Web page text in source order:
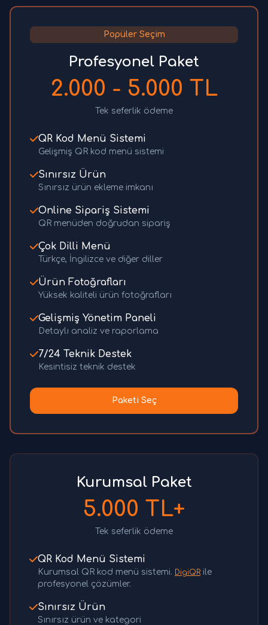
Popüler Seçim
Profesyonel Paket
2.000 - 5.000 TL
Tek seferlik ödeme
QR Kod Menü Sistemi
Gelişmiş QR kod menü sistemi
Sınırsız Ürün
Sınırsız ürün ekleme imkanı
Online Sipariş Sistemi
QR menüden doğrudan sipariş
Çok Dilli Menü
Türkçe, İngilizce ve diğer diller
Ürün Fotoğrafları
Yüksek kaliteli ürün fotoğrafları
Gelişmiş Yönetim Paneli
Detaylı analiz ve raporlama
7/24 Teknik Destek
Kesintisiz teknik destek
Paketi Seç
Kurumsal Paket
5.000 TL+
Tek seferlik ödeme
QR Kod Menü Sistemi
Kurumsal QR kod menü sistemi. DigiQR ile
profesyonel çözümler.
Sınırsız Ürün
Sınırsız ürün ve kategori